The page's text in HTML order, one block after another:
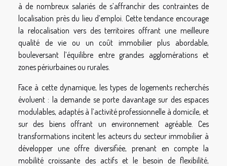
à de nombreux salariés de s’affranchir des contraintes de
localisation près du lieu d’emploi. Cette tendance encourage
la relocalisation vers des territoires offrant une meilleure
qualité de vie ou un coût immobilier plus abordable,
bouleversant l’équilibre entre grandes agglomérations et
zones périurbaines ou rurales.
Face à cette dynamique, les types de logements recherchés
évoluent : la demande se porte davantage sur des espaces
modulables, adaptés à l’activité professionnelle à domicile, et
sur des biens offrant un environnement agréable. Ces
transformations incitent les acteurs du secteur immobilier à
développer une offre diversifiée, prenant en compte la
mobilité croissante des actifs et le besoin de flexibilité,